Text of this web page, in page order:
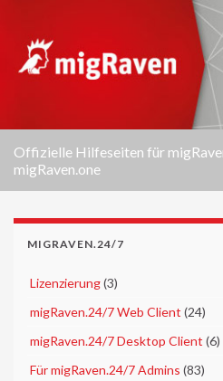
Offizielle Hilfeseiten für
migRaven.one
MIGRAVEN.24/7
Lizenzierung(3)
migRaven.24/7 Web Client (24)
migRaven.24/7 Desktop Client (6)
Für migRaven.24/7 Admins (83)